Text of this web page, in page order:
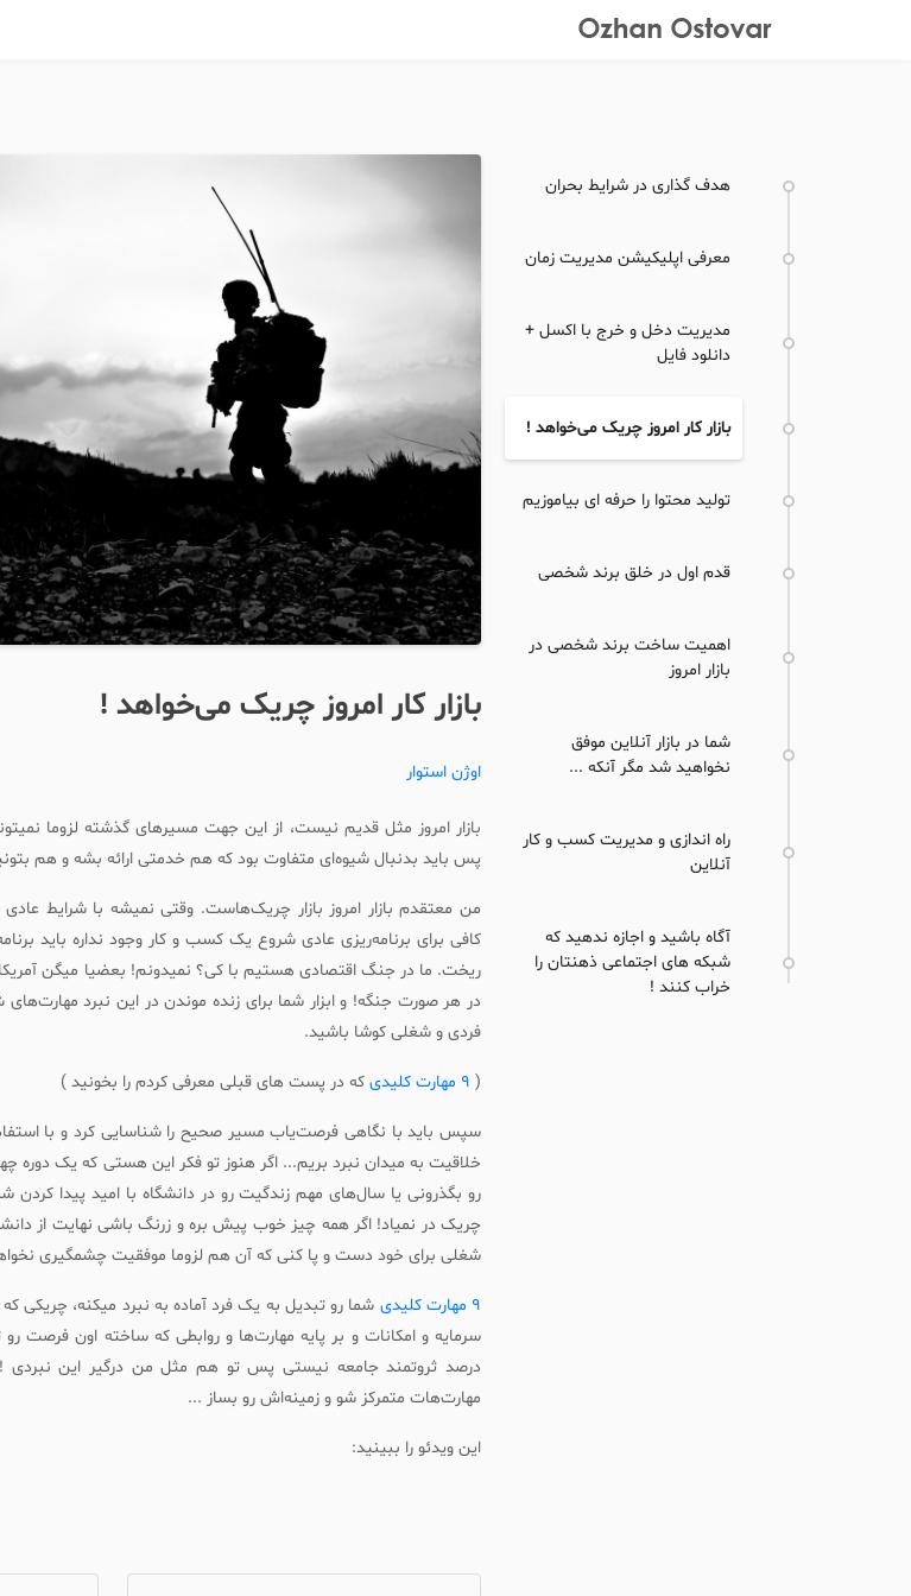
بازار کار امروز چریک می‌خواهد !
اوژن استوار
بازار امروز مثل قدیم نیست، از این جهت مسیرهای گذشته لزوما
پس باید بدنبال شیوه‌ای متفاوت بود که هم خدمتی ارائه بشه و هم
من معتقدم بازار امروز بازار چریک‌هاست. وقتی نمیشه با شرایط عادی
کافی برای برنامه‌ریزی عادی شروع یک کسب و کار وجود نداره باید
ریخت. ما در جنگ اقتصادی هستیم با کی؟ نمیدونم! بعضیا میگن
در هر صورت جنگه! و ابزار شما برای زنده موندن در این نبرد
فردی و شغلی کوشا باشید.
( که در پست های قبلی معرفی کردم را بخونید )
سپس باید با نگاهی فرصت‌یاب مسیر صحیح را شناسایی کرد و با
خلاقیت به میدان نبرد بریم... اگر هنوز تو فکر این هستی که یک دوره
رو بگذرونی یا سال‌های مهم زندگیت رو در دانشگاه با امید پیدا
چریک در نمیاد! اگر همه چیز خوب پیش بره و زرنگ باشی نهایت از
شغلی برای خود دست و پا کنی که آن هم لزوما موفقیت چشمگیری
9 مهارت کلیدی
شما رو تبدیل به یک فرد آماده به نبرد میکنه، چریکی
درصد ثروتمند جامعه نیستی پس تو هم مثل من درگیر این
مهارت‌هات متمرکز شو و زمینه‌اش رو بساز ...
این ویدئو را ببینید:
هدف گذاری در شرایط بحران
معرفی اپلیکیشن مدیریت زمان
مدیریت دخل و خرج با اکسل +
دانلود فایل
بازار کار امروز چریک می‌خواهد !
تولید محتوا را حرفه ای بیاموزیم
قدم اول در خلق برند شخصی
اهمیت ساخت برند شخصی در
بازار امروز
شما در بازار آنلاین موفق
نخواهید شد مگر آنکه ...
راه اندازی و مدیریت کسب و کار
آنلاین
آگاه باشید و اجازه ندهید که
شبکه های اجتماعی ذهنتان را
خراب کنند !